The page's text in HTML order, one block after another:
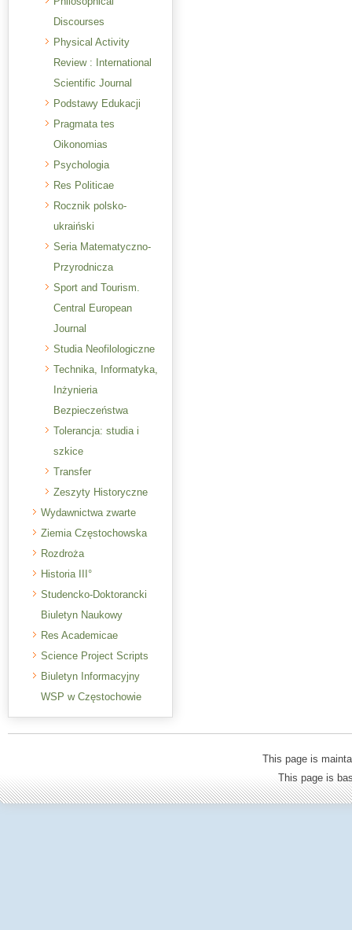
Discourses
Physical Activity
Review : International
Scientific Journal
Podstawy Edukacji
Pragmata tes
Oikonomias
Psychologia
Res Politicae
Rocznik polsko-
ukraiński
Seria Matematyczno-
Przyrodnicza
Sport and Tourism.
Central European
Journal
Studia Neofilologiczne
Technika, Informatyka,
Inżynieria
Bezpieczeństwa
Tolerancja: studia i
szkice
Transfer
Zeszyty Historyczne
Wydawnictwa zwarte
Ziemia Częstochowska
Rozdroża
Historia III°
Studencko-Doktorancki
Biuletyn Naukowy
Res Academicae
Science Project Scripts
Biuletyn Informacyjny
WSP w Częstochowie
This page is
This page is